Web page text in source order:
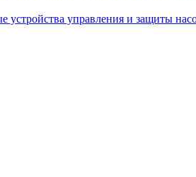
устройства управления и защиты